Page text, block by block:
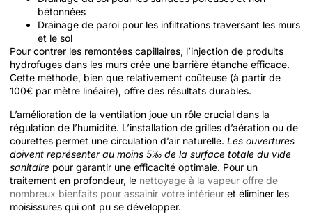
bétonnées
Drainage de paroi pour les infiltrations traversant les murs
et le sol
Pour contrer les remontées capillaires, l’injection de produits
hydrofuges dans les murs crée une barrière étanche efficace.
Cette méthode, bien que relativement coûteuse (à partir de
100€ par mètre linéaire), offre des résultats durables.
L’amélioration de la ventilation joue un rôle crucial dans la
régulation de l’humidité. L’installation de grilles d’aération ou de
courettes permet une circulation d’air naturelle. Les ouvertures
doivent représenter au moins 5‰ de la surface totale du vide
sanitaire pour garantir une efficacité optimale. Pour un
traitement en profondeur, le nettoyage à la vapeur offre de
nombreux bienfaits pour assainir votre intérieur et éliminer les
moisissures qui ont pu se développer.